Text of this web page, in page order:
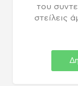
του
στείλεις